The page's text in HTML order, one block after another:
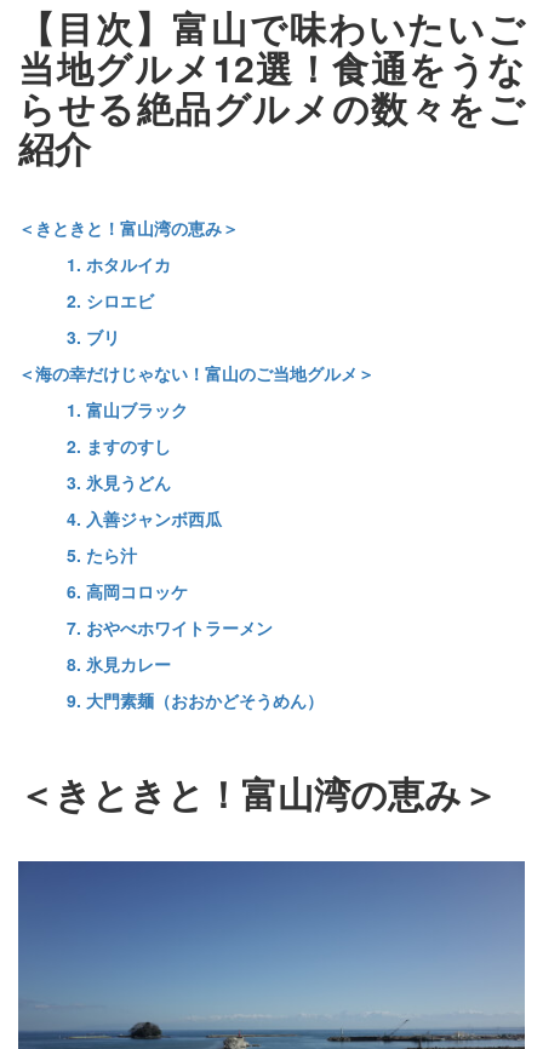
【目次】富山で味わいたいご
当地グルメ12選！食通をうな
らせる絶品グルメの数々をご
紹介
＜きときと！富山湾の恵み＞
1. ホタルイカ
2. シロエビ
3. ブリ
＜海の幸だけじゃない！富山のご当地グルメ＞
1. 富山ブラック
2. ますのすし
3. 氷見うどん
4. 入善ジャンボ西瓜
5. たら汁
6. 高岡コロッケ
7. おやべホワイトラーメン
8. 氷見カレー
9. 大門素麺（おおかどそうめん）
＜きときと！富山湾の恵み＞